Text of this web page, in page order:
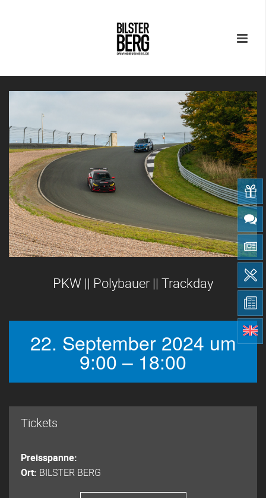
PKW || Polybauer || Trackday
22. September 2024 um
9:00 – 18:00
Tickets
Preisspanne:
Ort: BILSTER BERG